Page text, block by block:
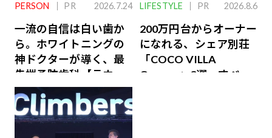
PERSON PR 2026.7.24
一流の自信は白い歯か
ら。ホワイトニングの
神ドクターが導く、最
先端予防歯科【ラウン
ジ会員特典あり】
LIFESTYLE PR 2026.8.6
200万円台からオーナー
になれる、シェア別荘
「COCO VILLA
Owners」3選。すべて